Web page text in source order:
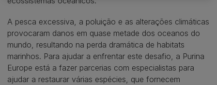
A pesca excessiva, a poluição e as alterações climáticas
provocaram danos em quase metade dos oceanos do
mundo, resultando na perda dramática de habitats
marinhos. Para ajudar a enfrentar este desafio, a Purina
Europe está a fazer parcerias com especialistas para
ajudar a restaurar várias espécies, que fornecem